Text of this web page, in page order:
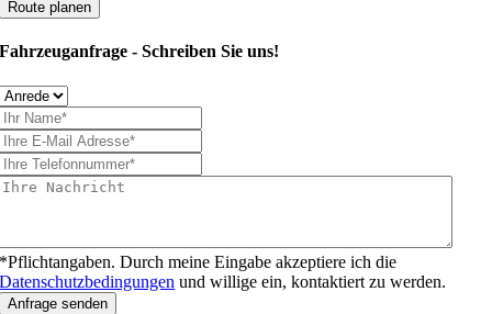
Route planen
Fahrzeuganfrage - Schreiben Sie uns!
*Pflichtangaben. Durch meine Eingabe akzeptiere ich die
Datenschutzbedingungen und willige ein, kontaktiert zu werden.
Anfrage senden